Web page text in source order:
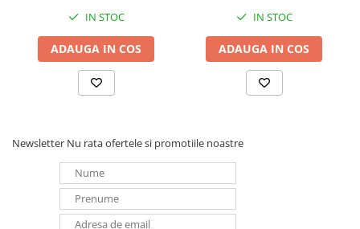
IN STOC
ADAUGA IN COS
IN STOC
ADAUGA IN COS
Newsletter Nu rata ofertele si promotiile noastre